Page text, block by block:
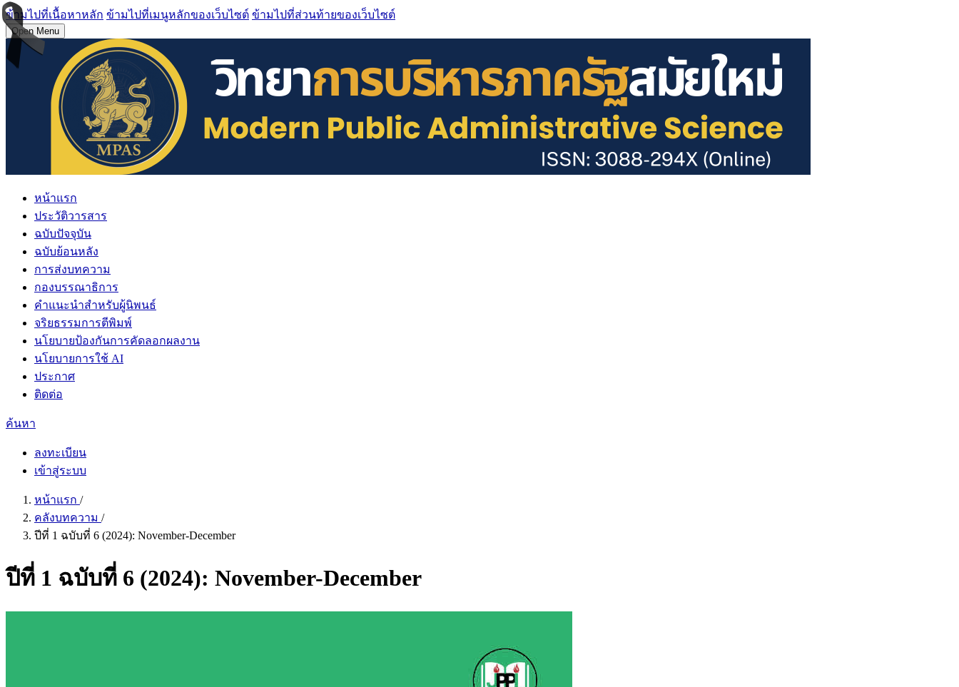
ข้ามไปที่เนื้อหาหลัก ข้ามไปที่เมนูหลักของเว็บไซต์ ข้ามไปที่ส่วนท้ายของเว็บไซต์
Open Menu
หน้าแรก
ประวัติวารสาร
ฉบับปัจจุบัน
ฉบับย้อนหลัง
การส่งบทความ
กองบรรณาธิการ
คำแนะนำสำหรับผู้นิพนธ์
จริยธรรมการตีพิมพ์
นโยบายป้องกันการคัดลอกผลงาน
นโยบายการใช้ AI
ประกาศ
ติดต่อ
ค้นหา
ลงทะเบียน
เข้าสู่ระบบ
หน้าแรก /
คลังบทความ /
ปีที่ 1 ฉบับที่ 6 (2024): November-December
ปีที่ 1 ฉบับที่ 6 (2024): November-December